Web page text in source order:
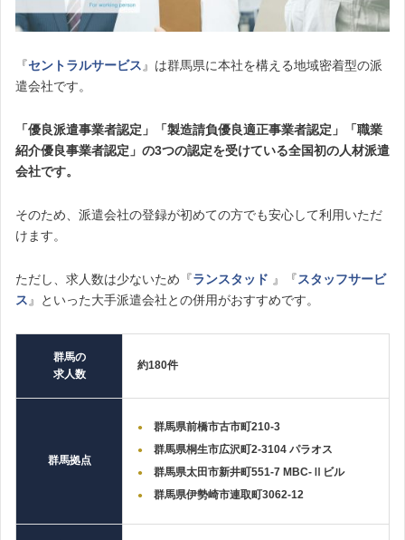
『セントラルサービス 』は群馬県に本社を構える地域密着型の派
遣会社です。
「優良派遣事業者認定」「製造請負優良適正事業者認定」「職業
紹介優良事業者認定」の3つの認定を受けている全国初の人材派遣
会社です。
そのため、派遣会社の登録が初めての方でも安心して利用いただ
けます。
ただし、求人数は少ないため『ランスタッド 』『スタッフサービ
ス 』といった大手派遣会社との併用がおすすめです。
群馬の
求人数
約180件
群馬拠点
群馬県前橋市古市町210-3
群馬県桐生市広沢町2-3104 パラオス
群馬県太田市新井町551-7 MBC-Ⅱビル
群馬県伊勢崎市連取町3062-12